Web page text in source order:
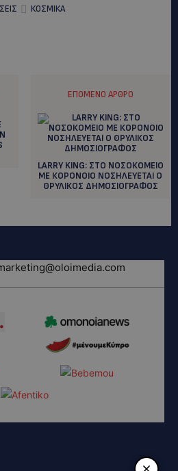
ΚΟΣΜΙΚΑ
ΕΠΌΜΕΝΟ ΆΡΘΡΟ
LARRY KING: ΣΤΟ ΝΟΣΟΚΟΜΕΙΟ
ΜΕ ΚΟΡΟΝΟΙΟ ΝΟΣΗΛΕΥΕΤΑΙ Ο
ΘΡΥΛΙΚΟΣ ΔΗΜΟΣΙΟΓΡΑΦΟΣ